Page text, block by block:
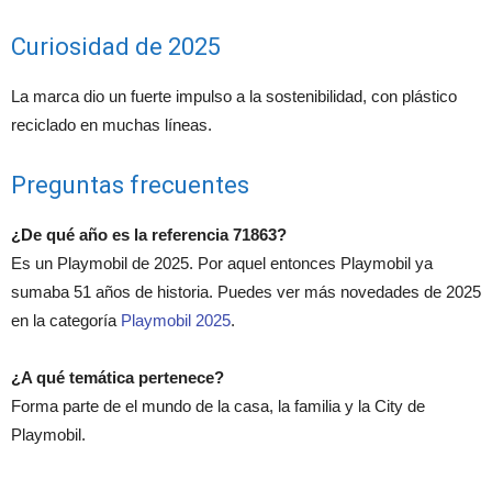
Curiosidad de 2025
La marca dio un fuerte impulso a la sostenibilidad, con plástico
reciclado en muchas líneas.
Preguntas frecuentes
¿De qué año es la referencia 71863?
Es un Playmobil de 2025. Por aquel entonces Playmobil ya
sumaba 51 años de historia. Puedes ver más novedades de 2025
en la categoría Playmobil 2025.
¿A qué temática pertenece?
Forma parte de el mundo de la casa, la familia y la City de
Playmobil.